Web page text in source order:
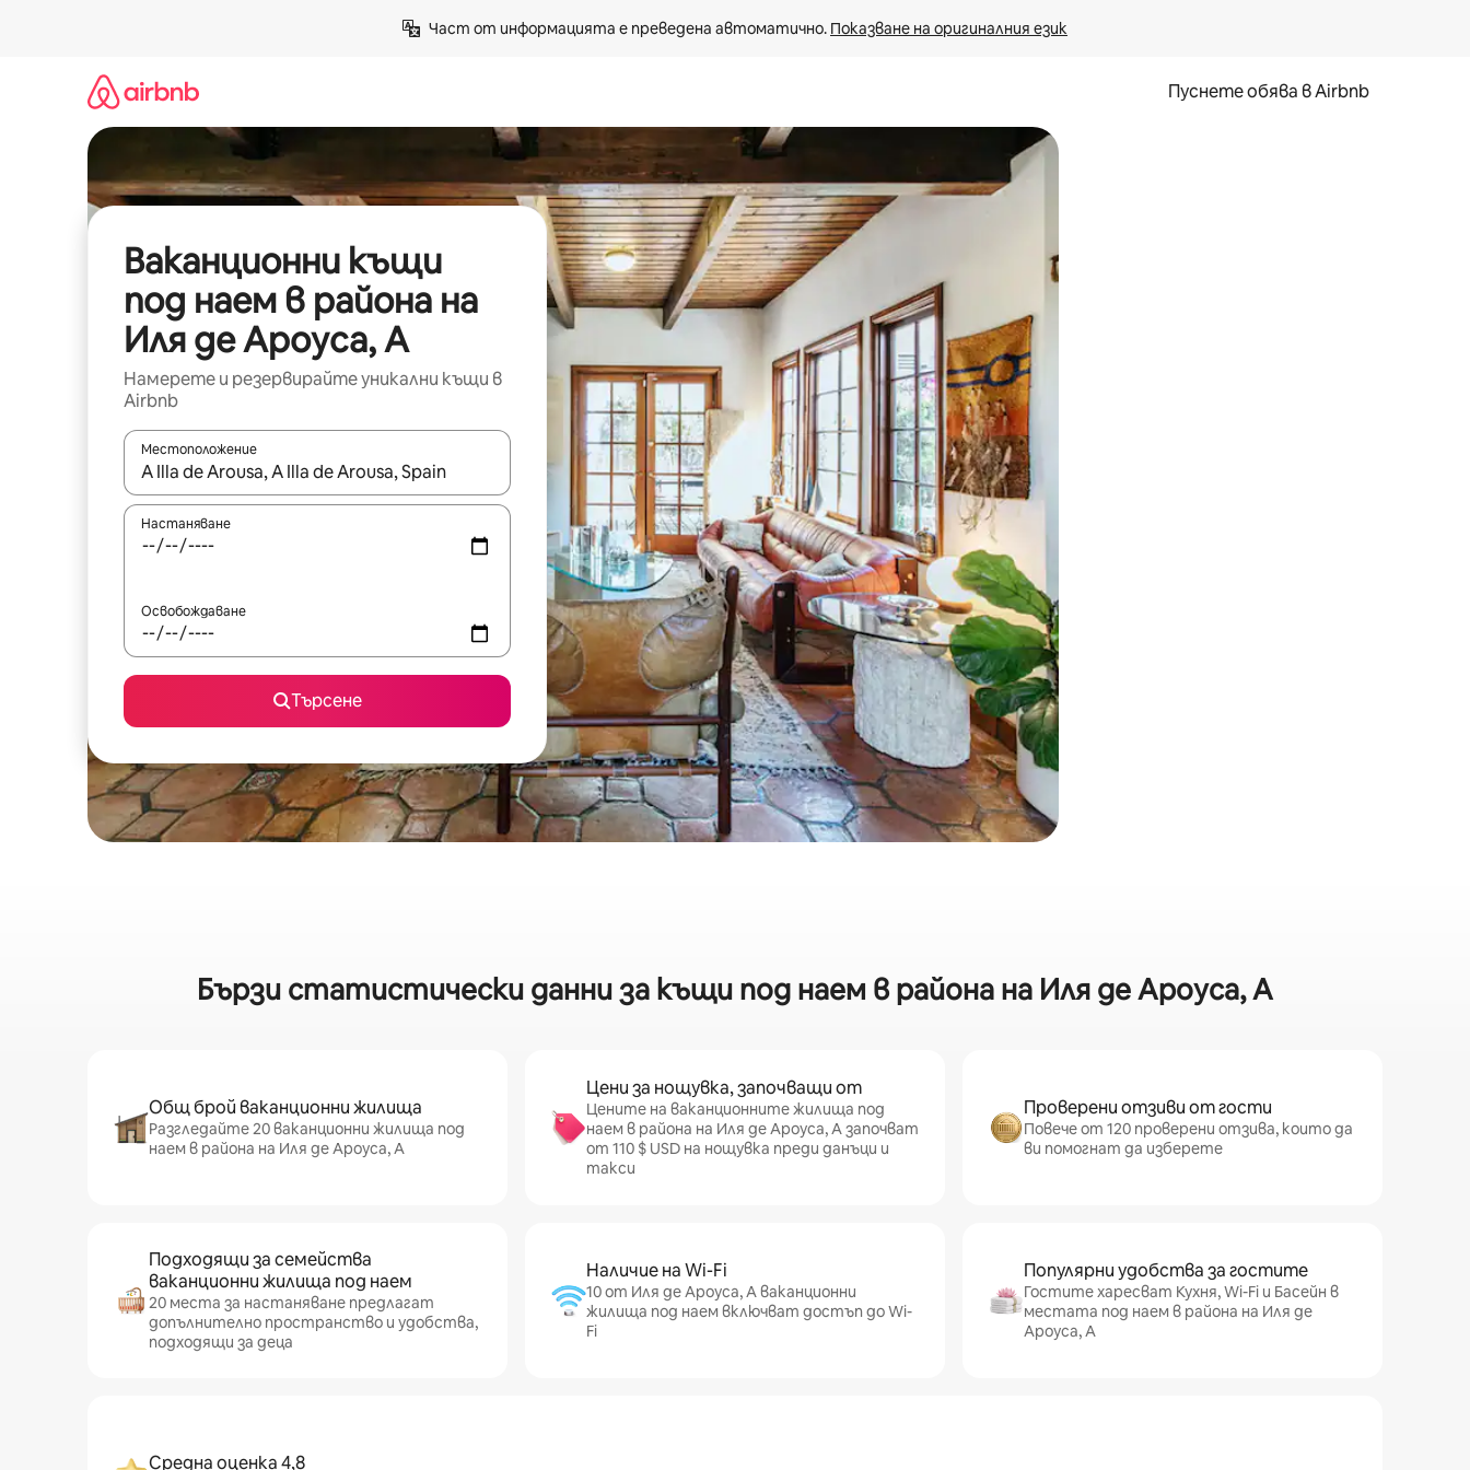
Част от информацията е преведена автоматично. Показване на оригиналния език
Пуснете обява в Airbnb
Ваканционни къщи
под наем в района на
Иля де Ароуса, А
Намерете и резервирайте уникални къщи в
Airbnb
Местоположение
Когато резултатите се покажат, използвайте клавишите със стрелки нагоре и надолу или навигирайте с докосване или плъзгане.
Настаняване
Освобождаване
Търсене
Бързи статистически данни за къщи под наем в района на Иля де Ароуса, А
Общ брой ваканционни жилища
Разгледайте 20 ваканционни жилища под
наем в района на Иля де Ароуса, А
Цени за нощувка, започващи от
Цените на ваканционните жилища под
наем в района на Иля де Ароуса, А започват
от 110 $ USD на нощувка преди данъци и
такси
Проверени отзиви от гости
Повече от 120 проверени отзива, които да
ви помогнат да изберете
Подходящи за семейства
ваканционни жилища под наем
20 места за настаняване предлагат
допълнително пространство и удобства,
подходящи за деца
Наличие на Wi-Fi
10 от Иля де Ароуса, А ваканционни
жилища под наем включват достъп до Wi-
Fi
Популярни удобства за гостите
Гостите харесват Кухня, Wi-Fi и Басейн в
местата под наем в района на Иля де
Ароуса, А
Средна оценка 4,8